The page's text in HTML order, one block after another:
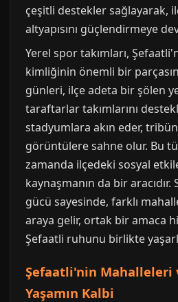
çeşitli destekler sağlayarak,
altyapısını güçlendirmeye
Yerel spor takımları,
kimliğinin önemli bir
günleri, ilçe adeta bir şölen
taraftarlar takımlarını
stadyumlara akın eder,
görüntülere sahne olur. Bu
zamanda ilçedeki sosyal
kaynaşmanın da bir
gücü sayesinde, farklı
araya gelir, ortak bir amaca
Şefaatli ruhunu birlikte
Şefaatli'nin Mahalleleri
Yaşamın Kalbi